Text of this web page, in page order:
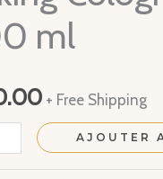
ml
+ Free Shipping
AJOUTER